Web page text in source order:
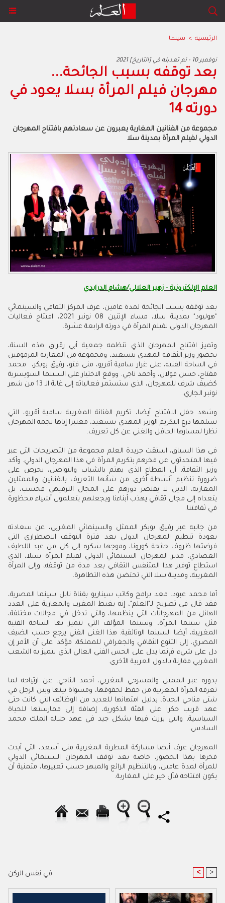
الرئيسية > سينما
2021 نوفمبر 10 - تم تعديله في [التاريخ]
بعد توقفه بسبب الجائحة...
مهرجان فيلم المرأة بسلا يعود في
دورته 14
مجموعة من الفنانين المغاربة يعبرون عن سعادتهم بافتتاح المهرجان
الدولي لفيلم المرأة بمدينة سلا
العلم الإلكترونية - زهير العلالي/هشام الدرايدي
بعد توقفه بسبب الجائحة لمدة عامين، عرف المركز الثقافي والسينمائي
"هوليود" بمدينة سلا، مساء الإثنين 08 نونبر 2021، افتتاح فعاليات
المهرجان الدولي لفيلم المرأة في دورته الرابعة عشرة.
وتميز افتتاح المهرجان الذي تنظمه جمعية أبي رقراق هذه السنة،
بحضور وزير الثقافة المهدي بنسعيد، ومجموعة من المغاربة المرموقين
في الساحة الفنية، على غرار سامية أقريو، منى فتو، رفيق بوبكر، محمد
مفتاح، حسن فولان، وأحمد ناجي. ووقع الاختيار على السينما السويسرية
كضيف شرف للمهرجان، الذي ستستمر فعالياته إلى غاية الـ 13 من شهر
نونبر الجاري.
وشهد حفل الافتتاح أيضا، تكريم الفنانة المغربية سامية أقريو، التي
تسلمها درع التكريم الوزير المهدي بنسعيد، معتبرا إياها نجمة المهرجان
نظرا لمسارها الحافل والغني عن كل تعريف.
في هذا السياق، استقت جريدة العلم مجموعة من التصريحات التي عبر
فيها المتحدثون عن فخرهم بتكريم المرأة في هذا المهرجان الدولي. وأكد
وزير الثقافة، أن القطاع الذي يهتم بالشباب والتواصل، يحرص على
ضرورة تنظيم أنشطة أخرى من شأنها التعريف بالفنانين والممثلين
المغاربة، الذين لا يقتصر دورهم على المجال الترفيهي فحسب، بل
يتعداه إلى مجال ثقافي يهذب أبناءنا ويجعلهم يتعلمون أشياء محظورة
في ثقافتنا.
من جانبه عبر رفيق بوبكر الممثل والسينمائي المغربي، عن سعادته
بعودة تنظيم المهرجان الدولي بعد فترة التوقف الاضطراري التي
فرضتها ظروف جائحة كورونا، وموجها شكره إلى كل من عبد اللطيف
العصادي، مدير المهرجان السينمائي الدولي لفيلم المرأة بسلا، الذي
استطاع توفير هذا المتنفس الثقافي بعد مدة من توقفه، وإلى المرأة
المغربية، ومدينة سلا التي تحتضن هذه التظاهرة.
أما محمد عبود، معد برامج وكاتب سيناريو بقناة نايل سينما المصرية،
فقد قال في تصريح لـ"العلم"، إنه يغبط المغرب والمغاربة على العدد
الهائل من المهرجانات التي ينظمها، والتي تدخل في مجالات مختلفة،
مثل سينما المرأة، وسينما المؤلف التي تتميز بها الساحة الفنية
المغربية، أيضا السينما الوثائقية. هذا الغنى الفني يرجع حسب الضيف
المصري، إلى التنوع الثقافي والجغرافي للمملكة، مؤكدا على أن الأمر إن
دل على شيء فإنما يدل على الحس الفني العالي الذي يتميز به الشعب
المغربي مقارنة بالدول العربية الأخرى.
بدوره عبر الممثل والمسرحي المغربي، أحمد الناجي، عن ارتياحه لما
تعرفه المرأة المغربية من حفظ لحقوقها، ومسواة بينها وبين الرجل في
شتى مناحي الحياة، بدليل امتهانها للعديد من الوظائف التي كانت حتى
عهد قريب حكرا على الفئة الذكورية، إضافة إلى ممارستها للحياة
السياسية، والتي برزت فيها بشكل جيد في عهد جلالة الملك محمد
السادس.
المهرجان عرف أيضا مشاركة المطربة المغربية منى أسعد، التي أبدت
فخرها بهذا الحضور، خاصة بعد توقف المهرجان السينمائي الدولي
للمرأة لمدة عامين، وبالتنظيم الرائع والمبهر حسب تعبيرها، متمنية أن
يكون افتتاحه فأل خير على المغاربة.
في نفس الركن < >